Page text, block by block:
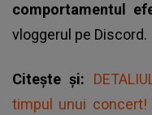
comportamentul
vloggerul pe Discord.
Citește și:
timpul unui